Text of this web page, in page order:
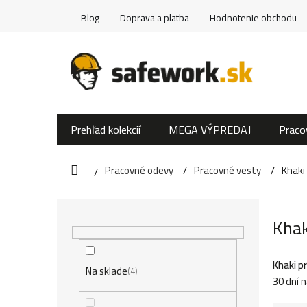
Blog Doprava a platba Hodnotenie obchodu
Prehľad kolekcií MEGA VÝPREDAJ
DomovPracovné odevy Pracovné vesty
Na sklade 4 Khaki
30 dní